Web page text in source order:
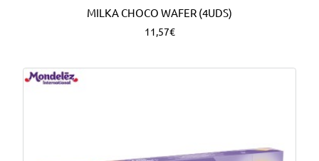
MILKA CHOCO WAFER (4UDS)
11,57€